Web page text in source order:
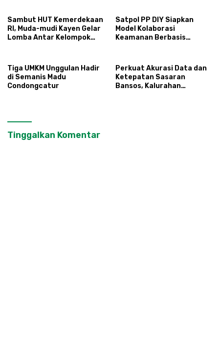
Sambut HUT Kemerdekaan
RI, Muda-mudi Kayen Gelar
Lomba Antar Kelompok
Satpol PP DIY Siapkan
Model Kolaborasi
Keamanan Berbasis
Tiga UMKM Unggulan Hadir
di Semanis Madu
Condongcatur
Perkuat Akurasi Data dan
Ketepatan Sasaran
Bansos, Kalurahan
Tinggalkan Komentar